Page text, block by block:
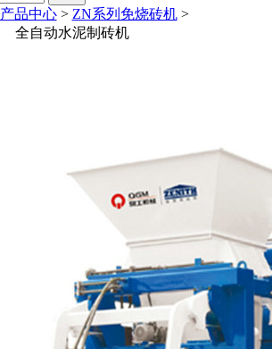
产品中心> ZN系列免烧砖机>
全自动水泥制砖机